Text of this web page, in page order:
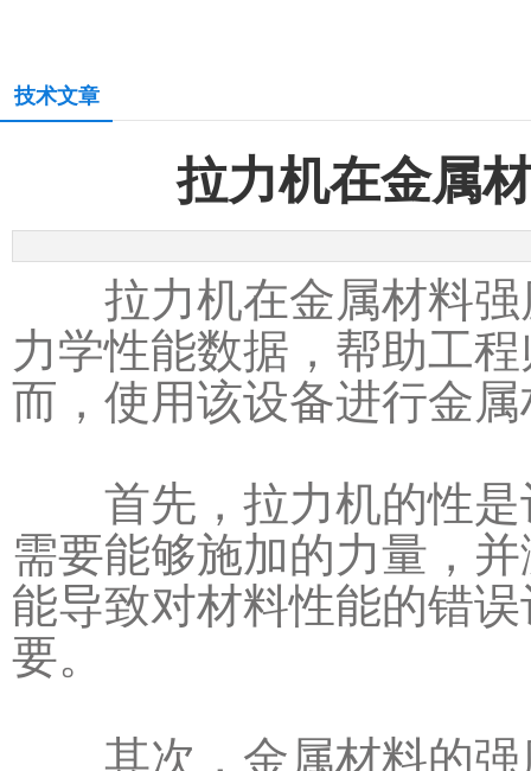
技术文章
拉力机在金属
拉力机在金属材料强
力学性能数据，帮助工
而，使用该设备进行金
首先，拉力机的性是
需要能够施加的力量，
能导致对材料性能的错
要。
其次，金属材料的强